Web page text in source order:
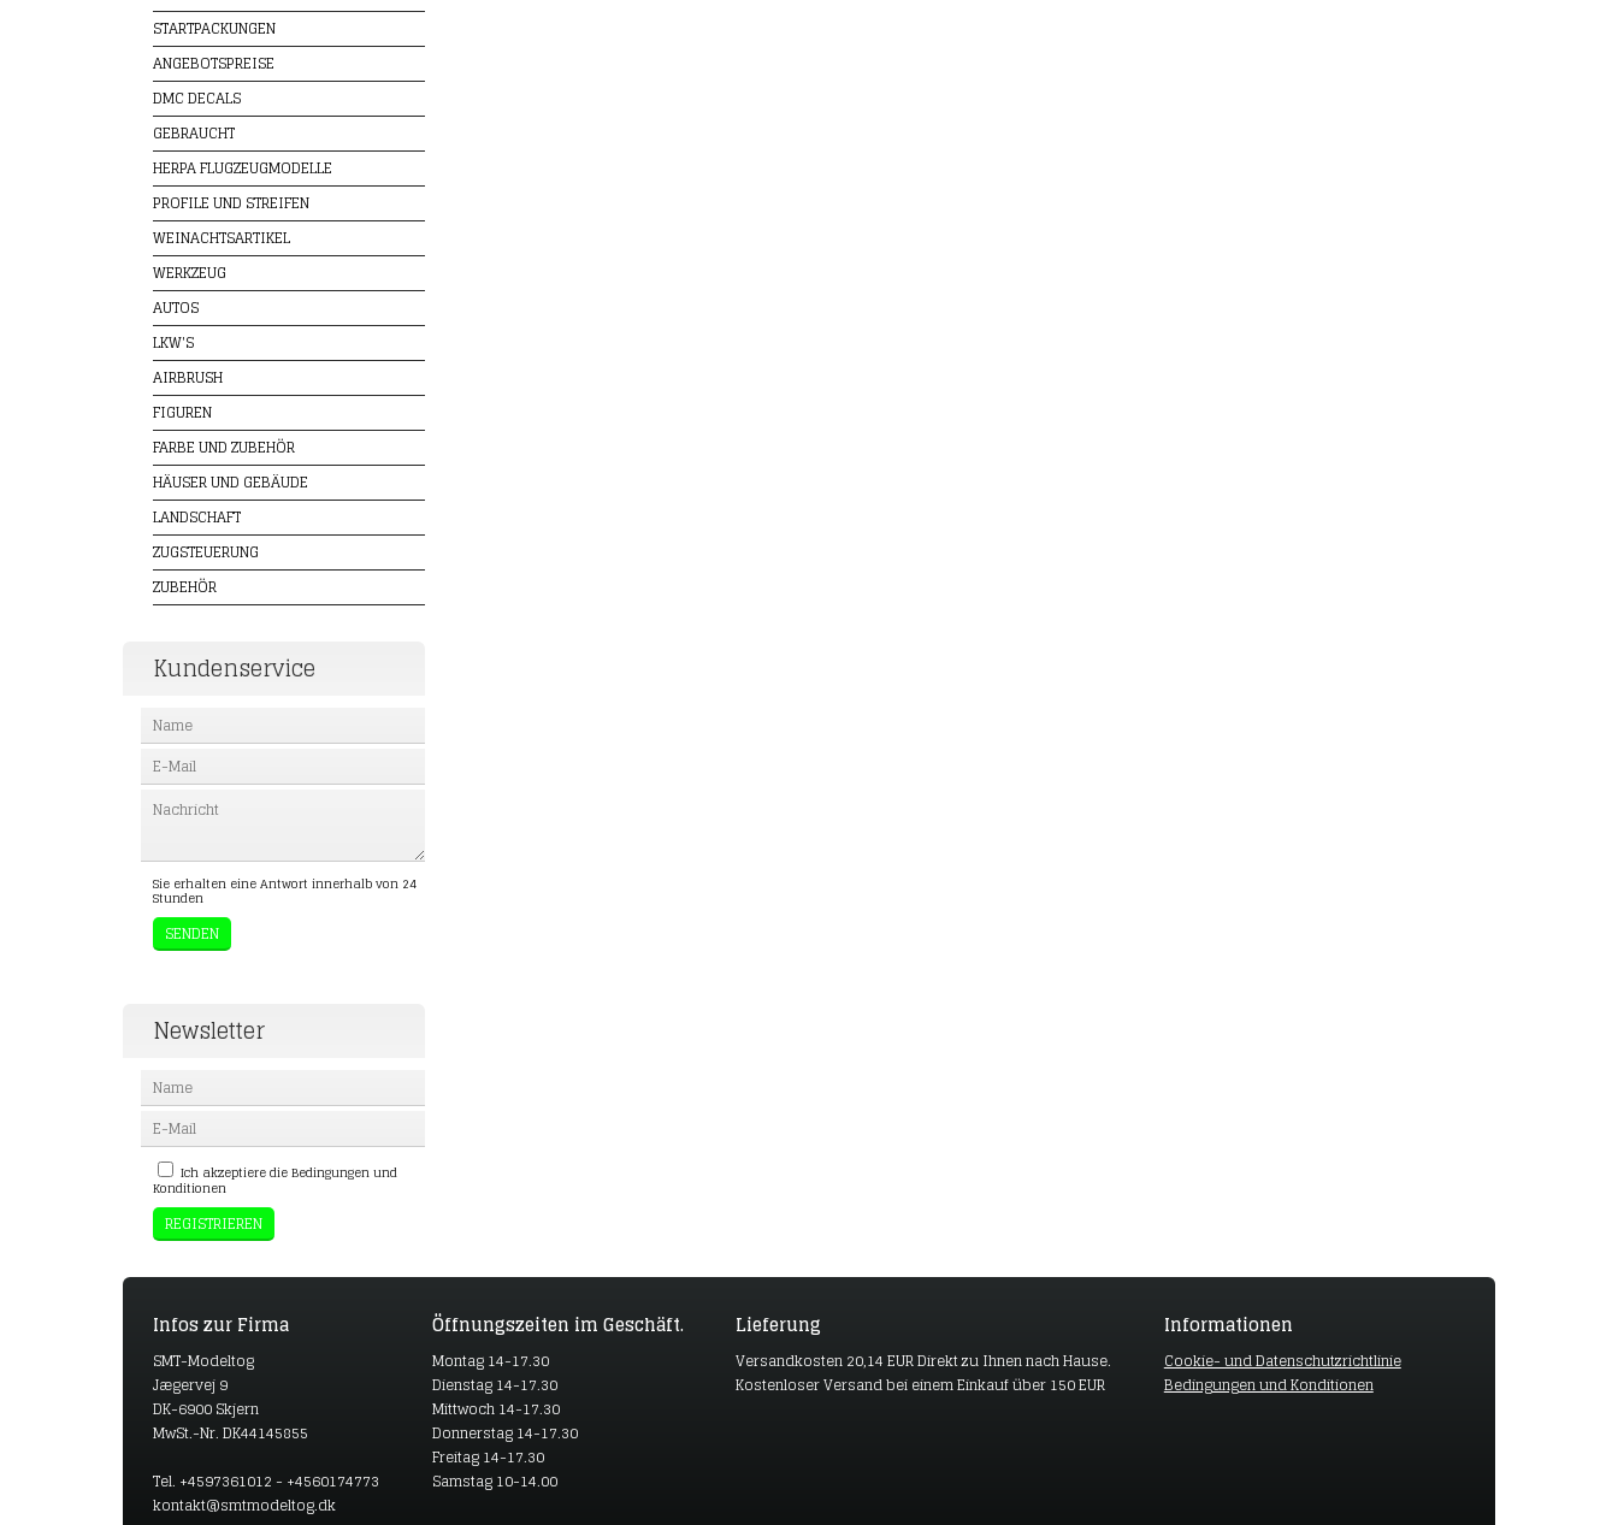
STARTPACKUNGEN
ANGEBOTSPREISE
DMC DECALS
GEBRAUCHT
HERPA FLUGZEUGMODELLE
PROFILE UND STREIFEN
WEINACHTSARTIKEL
WERKZEUG
AUTOS
LKW'S
AIRBRUSH
FIGUREN
FARBE UND ZUBEHÖR
HÄUSER UND GEBÄUDE
LANDSCHAFT
ZUGSTEUERUNG
ZUBEHÖR
Kundenservice
Sie erhalten eine Antwort innerhalb von 24
Stunden
Newsletter
Ich akzeptiere die Bedingungen und
Konditionen
Infos zur Firma
SMT-Modeltog
Jægervej 9
DK-6900 Skjern
MwSt.-Nr. DK44145855
Tel. +4597361012 - +4560174773
kontakt@smtmodeltog.dk
Öffnungszeiten im Geschäft.
Montag 14-17.30
Dienstag 14-17.30
Mittwoch 14-17.30
Donnerstag 14-17.30
Freitag 14-17.30
Samstag 10-14.00
Lieferung
Versandkosten 20,14 EUR Direkt zu Ihnen nach Hause.
Kostenloser Versand bei einem Einkauf über 150 EUR
Informationen
Cookie- und Datenschutzrichtlinie
Bedingungen und Konditionen